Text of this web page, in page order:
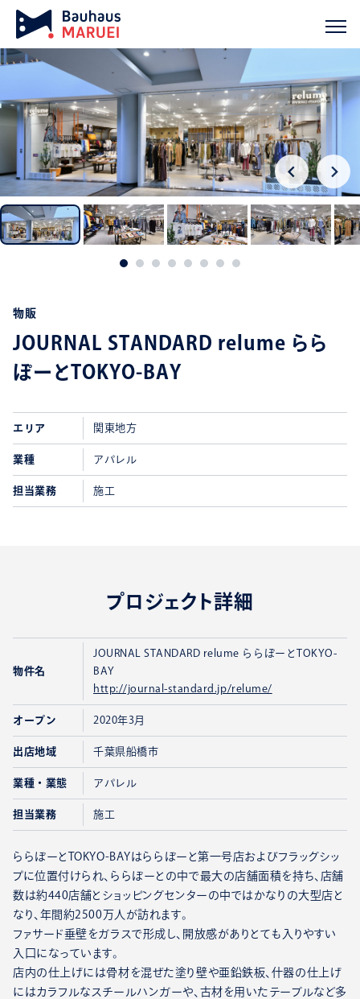
ホーム 実績紹介 chevron_right
物販
JOURNAL STANDARD relume らら
ぽーとTOKYO-BAY
エリア 関東地方
業種 アパレル
担当業務 施工
プロジェクト詳細
物件名
JOURNAL STANDARD relume ららぽーとTOKYO-
BAY
http://journal-standard.jp/relume/
オープン 2020年3月
出店地域 千葉県船橋市
業種・業態 アパレル
担当業務 施工
ららぽーとTOKYO-BAYはららぽーと第一号店およびフラッグシッ
プに位置付けられ、ららぽーとの中で最大の店舗面積を持ち、店舗
数は約440店舗とショッピングセンターの中ではかなりの大型店と
なり、年間約2500万人が訪れます。
ファサード垂壁をガラスで形成し、開放感がありとても入りやすい
入口になっています。
店内の仕上げには骨材を混ぜた塗り壁や亜鉛鉄板、什器の仕上げ
にはカラフルなスチールハンガーや、古材を用いたテーブルなど多